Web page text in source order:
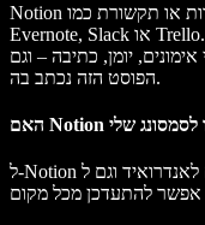
Notion רחוקה מלהיות רק אפליקציית רישום הערות או תקשורת כמו
Evernote, Slack או Trello. אפשר לבנות בעזרתה פתרון פרודוקטיביות
יומן, כתיבה – וגם
הפוסט הזה נכתב בה.
ל-Notion יש אפליקציות למחשב ולנייד, גם לאנדרואיד וגם ל-iOS – כך